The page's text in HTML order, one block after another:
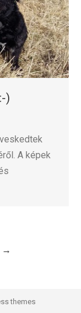
)
A képek
→
themes